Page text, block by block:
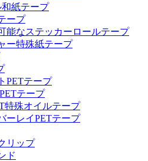
紙テープ
ープ
能なステッカーロールテープ
ー特殊紙テープ
PETテープ
テープ
特殊オイルテープ
ーレイPETテープ
リップ
ド